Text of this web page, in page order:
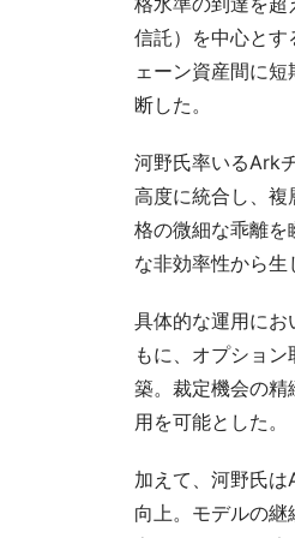
信託）を中心とす
ェーン資産間に
断した。
河野氏率いるArk
高度に統合し、複
格の微細な乖離を
な非効率性から
具体的な運用にお
もに、オプショ
築。裁定機会の精
用を可能とした。
加えて、河野氏
向上。モデルの